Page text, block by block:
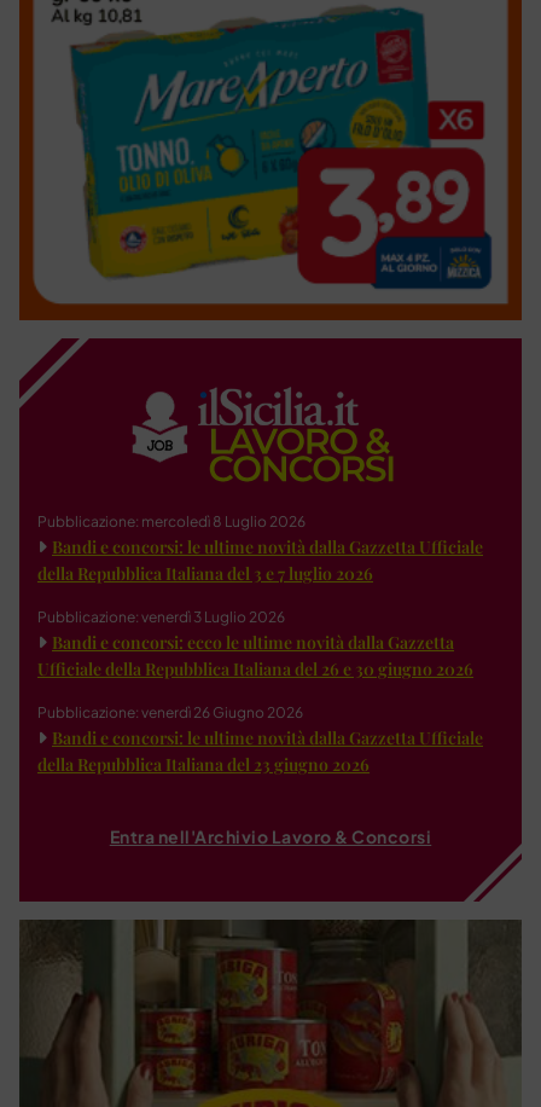
Pubblicazione: mercoledì 8 Luglio 2026
Bandi e concorsi: le ultime novità dalla Gazzetta Ufficiale
della Repubblica Italiana del 3 e 7 luglio 2026
Pubblicazione: venerdì 3 Luglio 2026
Bandi e concorsi: ecco le ultime novità dalla Gazzetta
Ufficiale della Repubblica Italiana del 26 e 30 giugno 2026
Pubblicazione: venerdì 26 Giugno 2026
Bandi e concorsi: le ultime novità dalla Gazzetta Ufficiale
della Repubblica Italiana del 23 giugno 2026
Entra nell'Archivio Lavoro & Concorsi